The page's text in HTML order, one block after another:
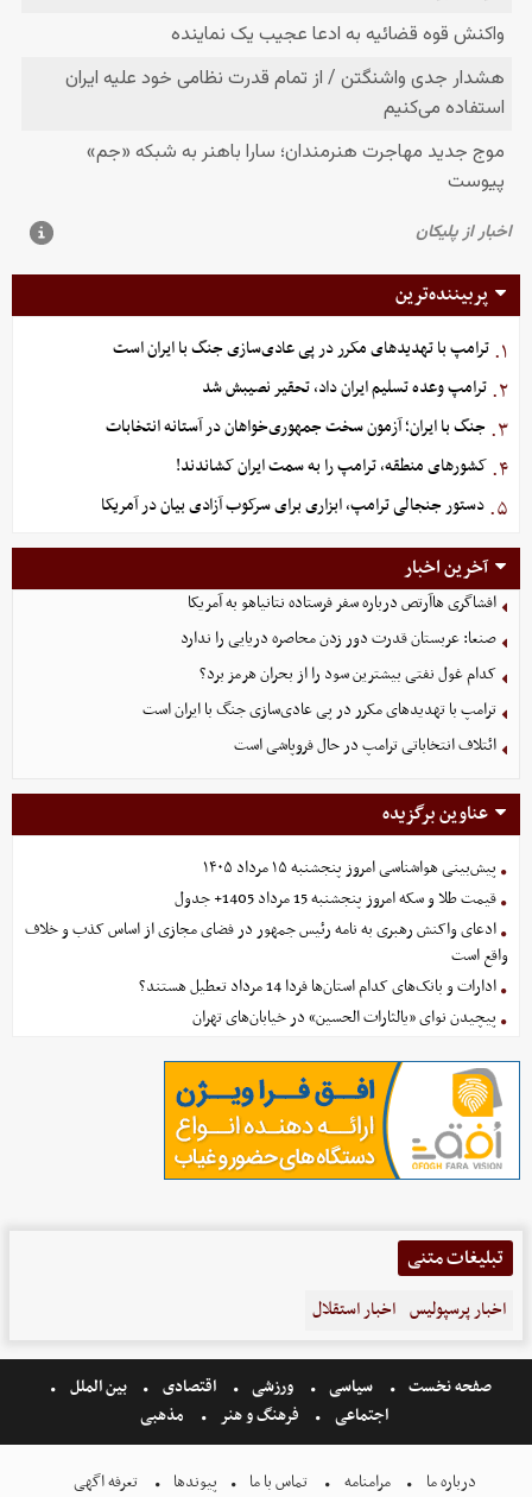
پربیننده‌ترین
۱. ترامپ با تهدیدهای مکرر در پی عادی‌سازی جنگ با ایران است
۲. ترامپ وعده تسلیم ایران داد، تحقیر نصیبش شد
۳. جنگ با ایران؛ آزمون سخت جمهوری‌خواهان در آستانه انتخابات
۴. کشورهای منطقه، ترامپ را به سمت ایران کشاندند!
۵. دستور جنجالی ترامپ، ابزاری برای سرکوب آزادی بیان در آمریکا
آخرین اخبار
افشاگری هاآرتص درباره سفر فرستاده نتانیاهو به آمریکا
صنعا: عربستان قدرت دور زدن محاصره دریایی را ندارد
کدام غول نفتی بیشترین سود را از بحران هرمز برد؟
ترامپ با تهدیدهای مکرر در پی عادی‌سازی جنگ با ایران است
ائتلاف انتخاباتی ترامپ در حال فروپاشی است
عناوین برگزیده
پیش‌بینی هواشناسی امروز پنجشنبه ۱۵ مرداد ۱۴۰۵
قیمت طلا و سکه امروز پنجشنبه 15 مرداد 1405+ جدول
ادعای واکنش رهبری به نامه رئیس جمهور در فضای مجازی از اساس کذب و خلاف
واقع است
ادارات و بانک‌های کدام استان‌ها فردا 14 مرداد تعطیل هستند؟
پیچیدن نوای «یالثارات الحسین» در خیابان‌های تهران
تبلیغات متنی
اخبار پرسپولیس اخبار استقلال
صفحه نخست سیاسی ورزشی اقتصادی
بین الملل
اجتماعی
فرهنگ و هنر مذهبی
درباره ما مرامنامه تماس با ما پیوندها تعرفه اگهی